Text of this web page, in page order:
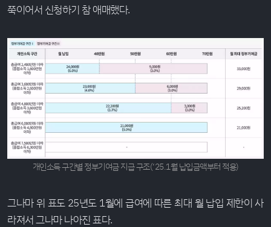
쭉이어서 신청하기 참 애매했다.
개인소득 구간별 정부기여금 지급 구조(‘25.1월 납입금액부터 적용)
그나마 위 표도 25년도 1월에 급여에 따른 최대 월 납입 제한이 사
라져서 그나마 나아진 표다.